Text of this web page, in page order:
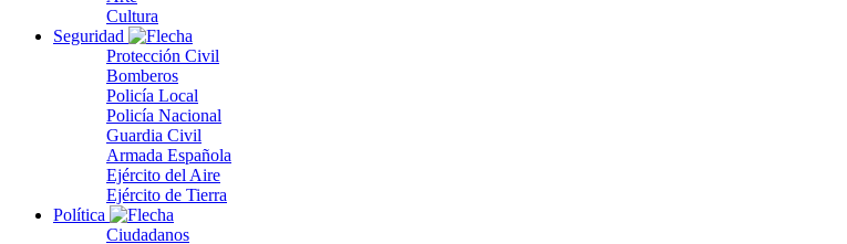
Cultura
Seguridad
Protección Civil
Bomberos
Policía Local
Policía Nacional
Guardia Civil
Armada Española
Ejército del Aire
Ejército de Tierra
Política
Ciudadanos